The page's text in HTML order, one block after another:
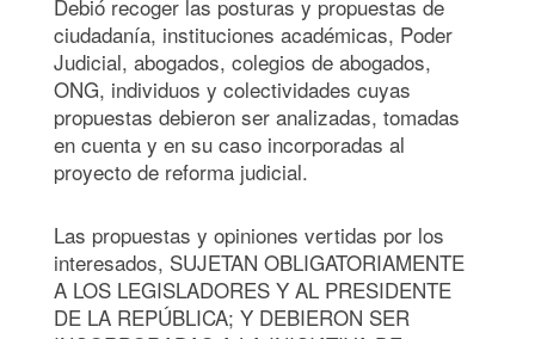
Debió recoger las posturas y propuestas de
ciudadanía, instituciones académicas, Poder
Judicial, abogados, colegios de abogados,
ONG, individuos y colectividades cuyas
propuestas debieron ser analizadas, tomadas
en cuenta y en su caso incorporadas al
proyecto de reforma judicial.
Las propuestas y opiniones vertidas por los
interesados, SUJETAN OBLIGATORIAMENTE
A LOS LEGISLADORES Y AL PRESIDENTE
DE LA REPÚBLICA; Y DEBIERON SER